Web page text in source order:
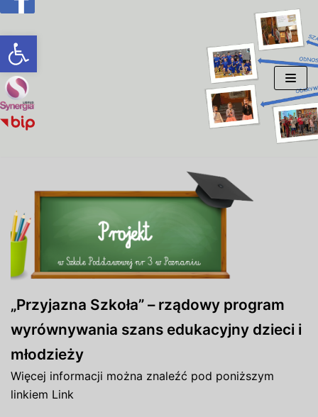
Otwórz pasek narzędzi
Przejdź
do
treści
„Przyjazna Szkoła” – rządowy program
wyrównywania szans edukacyjny dzieci i
młodzieży
Więcej informacji można znaleźć pod poniższym
linkiem Link